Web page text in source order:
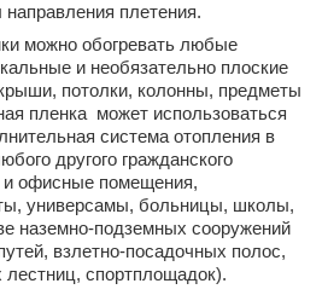
плетения.
можно обогревать любые
и необязательно плоские
потолки, колонны, предметы
пленка может использоваться
система отопления в
другого гражданского
и офисные помещения,
универсамы, больницы, школы,
наземно-подземных сооружений
взлетно-посадочных полос,
лестниц, спортплощадок).